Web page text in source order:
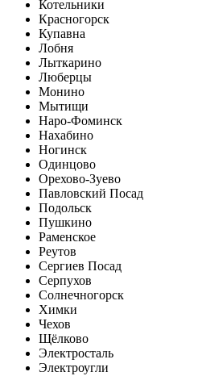
Котельники
Красногорск
Купавна
Лобня
Лыткарино
Люберцы
Монино
Мытищи
Наро-Фоминск
Нахабино
Ногинск
Одинцово
Орехово-Зуево
Павловский Посад
Подольск
Пушкино
Раменское
Реутов
Сергиев Посад
Серпухов
Солнечногорск
Химки
Чехов
Щёлково
Электросталь
Электроугли